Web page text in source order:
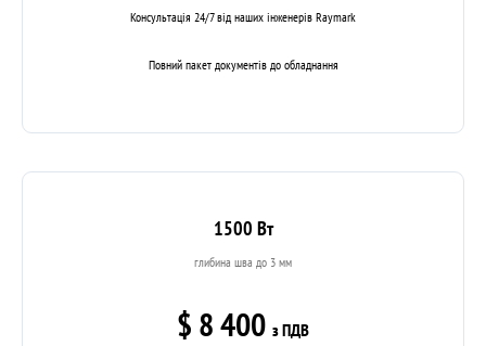
Консультація 24/7 від наших інженерів Raymark
Повний пакет документів до обладнання
1500 Вт
глибина шва до 3 мм
$ 8 400 з ПДВ